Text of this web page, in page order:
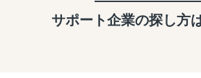
サポート企業の探し方